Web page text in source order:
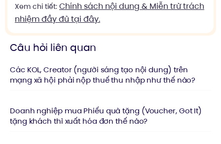
Xem chi tiết: Chính sách nội dung & Miễn trừ trách
nhiệm đầy đủ tại đây.
Câu hỏi liên quan
Các KOL, Creator (người sáng tạo nội dung) trên
mạng xã hội phải nộp thuế thu nhập như thế nào?
Doanh nghiệp mua Phiếu quà tặng (Voucher, Got It)
tặng khách thì xuất hóa đơn thế nào?